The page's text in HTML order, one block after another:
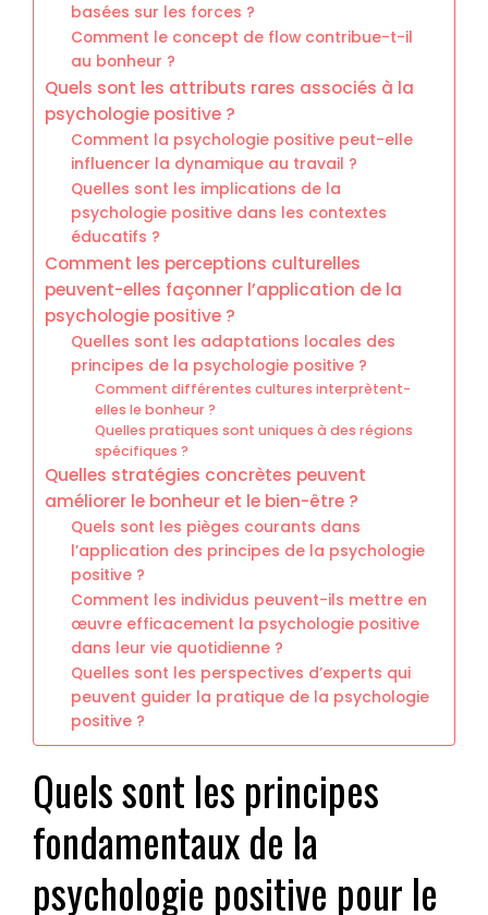
basées sur les forces ?
Comment le concept de flow contribue-t-il
au bonheur ?
Quels sont les attributs rares associés à la
psychologie positive ?
Comment la psychologie positive peut-elle
influencer la dynamique au travail ?
Quelles sont les implications de la
psychologie positive dans les contextes
éducatifs ?
Comment les perceptions culturelles
peuvent-elles façonner l’application de la
psychologie positive ?
Quelles sont les adaptations locales des
principes de la psychologie positive ?
Comment différentes cultures interprètent-
elles le bonheur ?
Quelles pratiques sont uniques à des régions
spécifiques ?
Quelles stratégies concrètes peuvent
améliorer le bonheur et le bien-être ?
Quels sont les pièges courants dans
l’application des principes de la psychologie
positive ?
Comment les individus peuvent-ils mettre en
œuvre efficacement la psychologie positive
dans leur vie quotidienne ?
Quelles sont les perspectives d’experts qui
peuvent guider la pratique de la psychologie
positive ?
Quels sont les principes
fondamentaux de la
psychologie positive pour le